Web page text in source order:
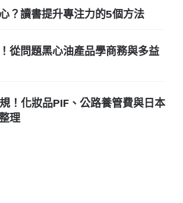
？讀書提升專注力的5個方法
從問題黑心油產品學商務與多益
！化妝品PIF、公路養管費與日本
理